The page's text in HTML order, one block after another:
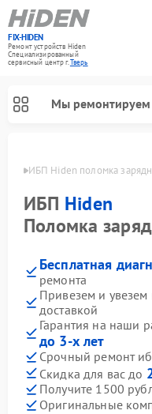
FIX-HIDEN
Ремонт устройств Hiden
Специализированный
cервисный центр г.Тверь
Мы ремонтируем
ИБП Hiden поломка
ИБП Hiden
Поломка
Бесплатная
ремонта
Привезем и
доставкой
Гарантия на наши
до 3-х лет
Срочный ремонт
Скидка для вас до
Получите 1500
Оригинальные